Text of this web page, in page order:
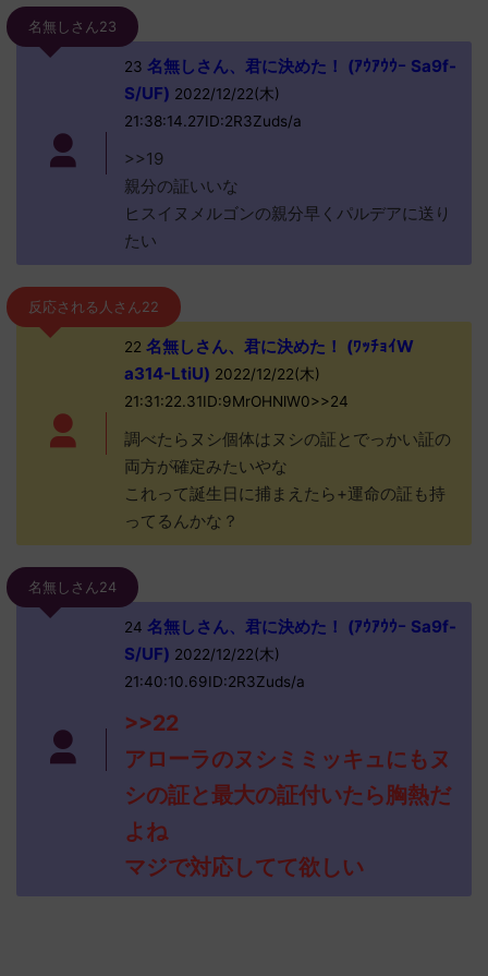
名無しさん23
23 名無しさん、君に決めた！ (ｱｳｱｳｳｰ Sa9f-
S/UF) 2022/12/22(木)
21:38:14.27ID:2R3Zuds/a
>>19
親分の証いいな
ヒスイヌメルゴンの親分早くパルデアに送り
たい
反応される人さん22
22 名無しさん、君に決めた！ (ﾜｯﾁｮｲW
a314-LtiU) 2022/12/22(木)
21:31:22.31ID:9MrOHNlW0>>24
調べたらヌシ個体はヌシの証とでっかい証の
両方が確定みたいやな
これって誕生日に捕まえたら+運命の証も持
ってるんかな？
名無しさん24
24 名無しさん、君に決めた！ (ｱｳｱｳｳｰ Sa9f-
S/UF) 2022/12/22(木)
21:40:10.69ID:2R3Zuds/a
>>22
アローラのヌシミミッキュにもヌ
シの証と最大の証付いたら胸熱だ
よね
マジで対応してて欲しい